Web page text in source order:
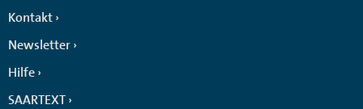
Kontakt
Newsletter
Hilfe
SAARTEXT